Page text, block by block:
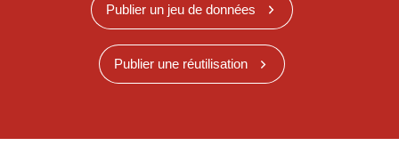
Publier un jeu de données
Publier une réutilisation